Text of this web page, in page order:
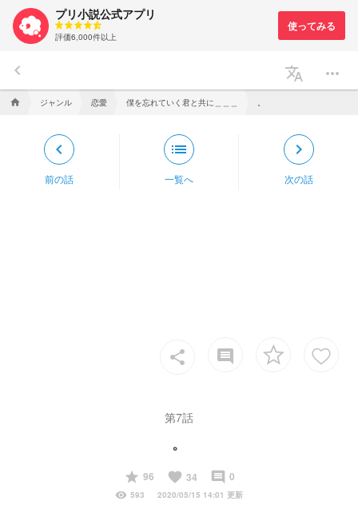
プリ小説公式アプリ
評価6,000件以上
keyboard_arrow_left translate more_horiz
home ジャンル 恋愛 僕を忘れていく君と共に＿＿＿
keyboard_arrow_left
前の話
list
一覧へ
keyboard_arrow_right
次の話
share insert_comment
第7話
。
start
96 favorite 34 insert_comment 0
visibility 593 2020/05/15 14:01 更新